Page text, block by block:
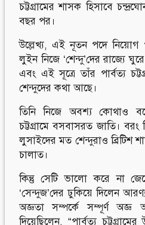
চট্টগ্রামের শাসক হিসাবে
বছর পর।
উল্লেখ্য, এই নূতন পদে
লুইন নিজে ‘শেন্দু’দের রাজ্যে
এবং এই সূত্রে তাঁর পার্বত্য
শেন্দুদের কথা আছে।
তিনি নিজে অবশ্য কোথাও
চট্টগ্রামে বসবাসরত জাতি।
লুসাইদের মত শেন্দুরাও ব্রিটিশ
চালাত।
কিন্তু সেটি ভালো করে না
‘সেন্দুজ’দের ঢুকিয়ে দিলেন
অজ্ঞতা সম্পর্কে সম্পূর্ণ অজ্ঞ
দিয়েছিলেন, “পার্বত্য